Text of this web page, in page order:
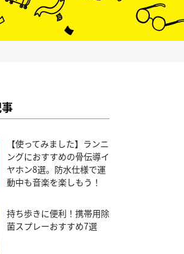
【使ってみました】ランニ
ングにおすすめの骨伝導イ
ヤホン8選。防水仕様で運
動中も音楽を楽しもう！
持ち歩きに便利！携帯用除
菌スプレーおすすめ7選